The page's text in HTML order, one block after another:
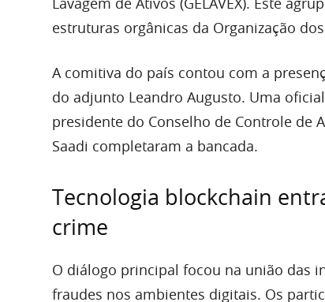
estruturas orgânicas da Organização
A comitiva do país contou com a
do adjunto Leandro Augusto. Uma
presidente do Conselho de Controle de
Saadi completaram a bancada.
Tecnologia blockchain
crime
O diálogo principal focou na união das
fraudes nos ambientes digitais. Os